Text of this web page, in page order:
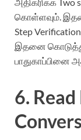
கொள்ளவும்.
Step
இதனை
பாதுகாப்பினை
6.